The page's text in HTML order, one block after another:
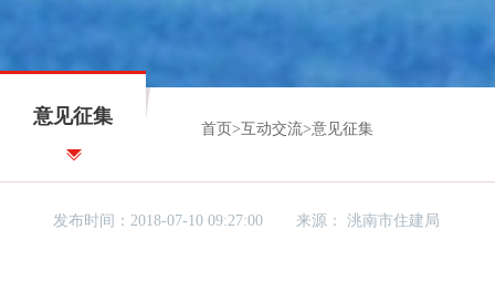
意见征集
首页 >互动交流>意见征集
发布时间：2018-07-10 09:27:00 来源：洮南市住建局